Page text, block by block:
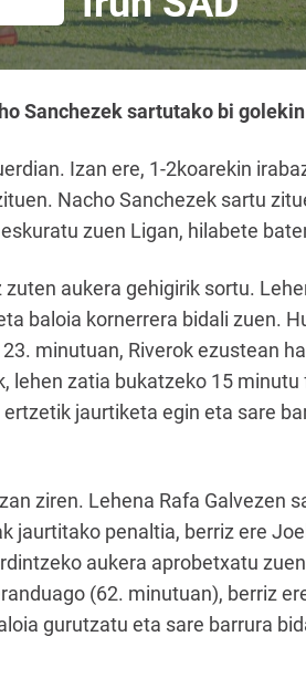
Sanchezek sartutako bi
Izan ere, 1-2koarekin
Nacho Sanchezek sartu
zuen Ligan, hilabete
aukera gehigirik sortu.
baloia kornerrera bidali zuen.
minutuan, Riverok ezustean
lehen zatia bukatzeko 15 minutu
jaurtiketa egin eta sare
ziren. Lehena Rafa Galvezen
jaurtitako penaltia, berriz ere
aukera aprobetxatu
(62. minutuan), berriz
gurutzatu eta sare barrura